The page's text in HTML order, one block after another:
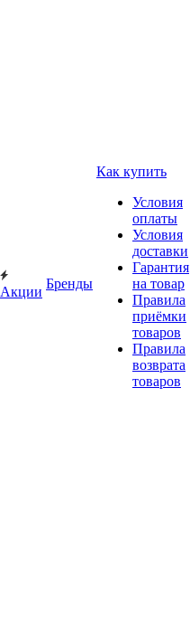
Акции
Бренды
Как купить
Условия
оплаты
Условия
доставки
Гарантия
на товар
Правила
приёмки
товаров
Правила
возврата
товаров